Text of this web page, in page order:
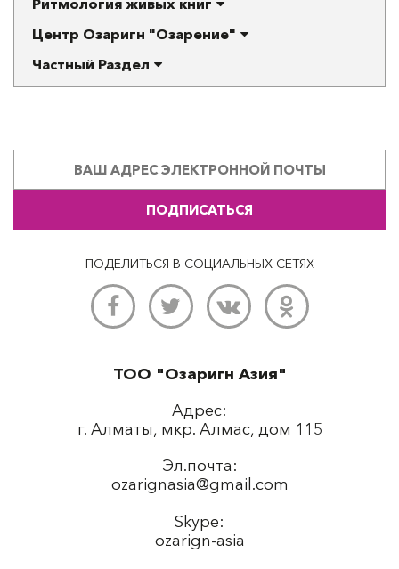
Ритмология живых книг
Центр Озаригн "Озарение"
Частный Раздел
ПОДПИСАТЬСЯ
ПОДЕЛИТЬСЯ В СОЦИАЛЬНЫХ СЕТЯХ
ТОО "Озаригн Азия"
Адрес:
г. Алматы, мкр. Алмас, дом 115
Эл.почта:
ozarignasia@gmail.com
Skype:
ozarign-asia